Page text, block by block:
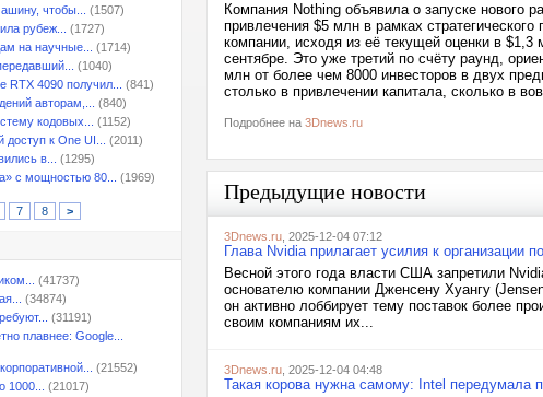
чтобы...
(1507)
рубеж...
(1727)
на научные...
(1714)
(1040)
RTX 4090 получил...
(841)
авторам,...
(840)
кодовых...
(1152)
к One UI...
(2011)
в...
(1295)
с мощностью 80...
(1969)
7 8 >
(41737)
(34874)
(31191)
плавнее: Google...
(21552)
1000...
(21017)
Компания Nothing объявила о запуске нового
привлечения $5 млн в рамках
компании, исходя из её текущей оценки в
сентябре. Это уже третий по счёту раунд,
млн от более чем 8000 инвесторов в двух
столько в привлечении капитала, сколько в
Подробнее на 3Dnews.ru
Предыдущие новости
3Dnews.ru , 2025-12-04 07:12
Глава Nvidia прилагает усилия к организации
Весной этого года власти США запретили
основателю компании Дженсену Хуангу
он активно лоббирует тему поставок более
своим компаниям их...
3Dnews.ru , 2025-12-04 04:48
Такая корова нужна самому: Intel передумала